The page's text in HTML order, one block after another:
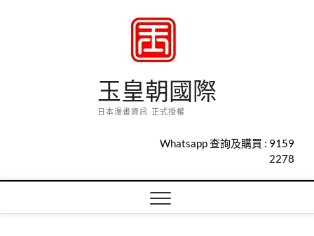
玉皇朝國際
日本漫畫資訊 正式授權
Whatsapp 查詢及購買 : 9159
2278